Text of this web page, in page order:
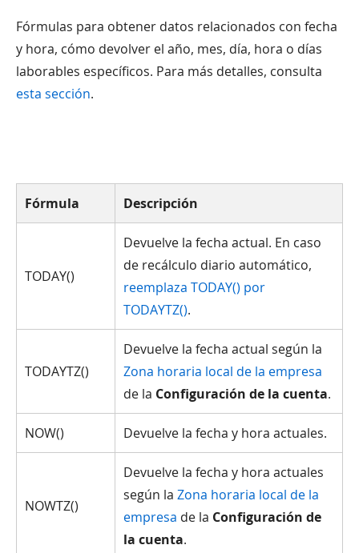
Fórmulas para obtener datos relacionados con fecha
y hora, cómo devolver el año, mes, día, hora o días
laborables específicos. Para más detalles, consulta
esta sección.
Fórmula Descripción
TODAY()
Devuelve la fecha actual. En caso
de recálculo diario automático,
reemplaza TODAY() por
TODAYTZ().
TODAYTZ()
Devuelve la fecha actual según la
Zona horaria local de la empresa
de la Configuración de la cuenta.
NOW() Devuelve la fecha y hora actuales.
NOWTZ()
Devuelve la fecha y hora actuales
según la Zona horaria local de la
empresa de la Configuración de
la cuenta.